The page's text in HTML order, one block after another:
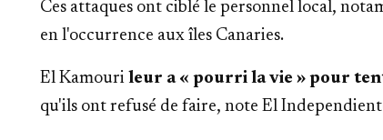
Ces attaques ont ciblé le personnel local,
en l'occurrence aux îles Canaries.
El Kamouri leur a « pourri la vie » pour
qu'ils ont refusé de faire, note El